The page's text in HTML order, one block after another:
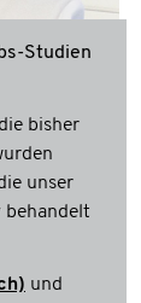
Studien
bisher
unser
behandelt
und